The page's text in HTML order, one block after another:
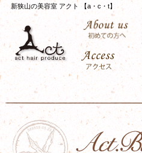
新狭山の美容室 アクト 【a・c・t】